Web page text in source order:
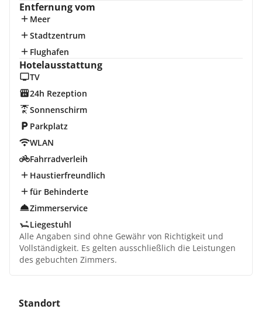
Entfernung vom
Meer
Stadtzentrum
Flughafen
Hotelausstattung
TV
24h Rezeption
Sonnenschirm
Parkplatz
WLAN
Fahrradverleih
Haustierfreundlich
für Behinderte
Zimmerservice
Liegestuhl
Alle Angaben sind ohne Gewähr von Richtigkeit und
Vollständigkeit. Es gelten ausschließlich die Leistungen
des gebuchten Zimmers.
Standort